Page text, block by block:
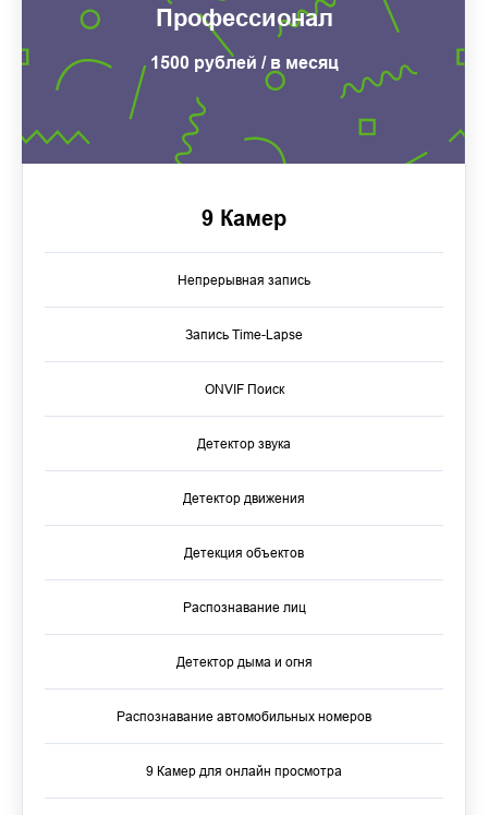
Профессионал
1500 рублей / в месяц
9 Камер
Непрерывная запись
Запись Time-Lapse
ONVIF Поиск
Детектор звука
Детектор движения
Детекция объектов
Распознавание лиц
Детектор дыма и огня
Распознавание автомобильных номеров
9 Камер для онлайн просмотра